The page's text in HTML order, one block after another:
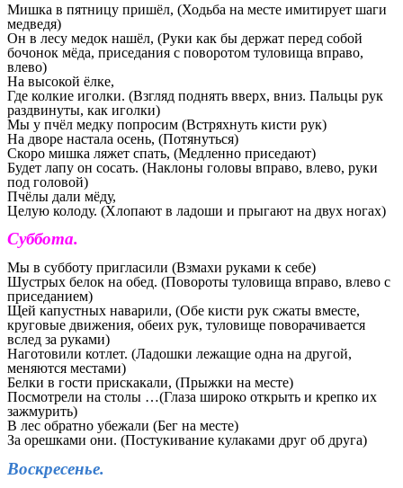
Мишка в пятницу пришёл, (Ходьба на месте имитирует шаги
медведя)
Он в лесу медок нашёл, (Руки как бы держат перед собой
бочонок мёда, приседания с поворотом туловища вправо,
влево)
На высокой ёлке,
Где колкие иголки. (Взгляд поднять вверх, вниз. Пальцы рук
раздвинуты, как иголки)
Мы у пчёл медку попросим (Встряхнуть кисти рук)
На дворе настала осень, (Потянуться)
Скоро мишка ляжет спать, (Медленно приседают)
Будет лапу он сосать. (Наклоны головы вправо, влево, руки
под головой)
Пчёлы дали мёду,
Целую колоду. (Хлопают в ладоши и прыгают на двух ногах)
Суббота.
Мы в субботу пригласили (Взмахи руками к себе)
Шустрых белок на обед. (Повороты туловища вправо, влево с
приседанием)
Щей капустных наварили, (Обе кисти рук сжаты вместе,
круговые движения, обеих рук, туловище поворачивается
вслед за руками)
Наготовили котлет. (Ладошки лежащие одна на другой,
меняются местами)
Белки в гости прискакали, (Прыжки на месте)
Посмотрели на столы …(Глаза широко открыть и крепко их
зажмурить)
В лес обратно убежали (Бег на месте)
За орешками они. (Постукивание кулаками друг об друга)
Воскресенье.